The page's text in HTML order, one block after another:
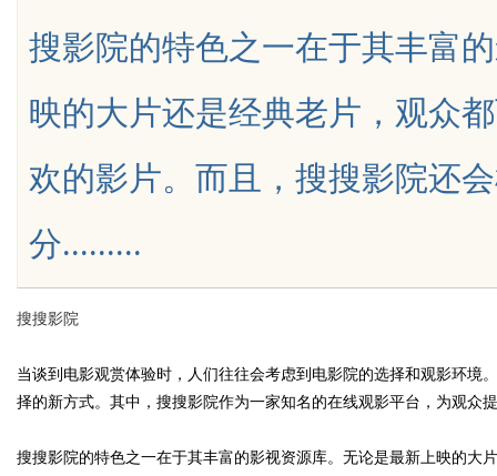
搜影院的特色之一在于其丰富
映的大片还是经典老片，观众
欢的影片。而且，搜搜影院还
分.........
搜搜影院
当谈到电影观赏体验时，人们往往会考虑到电影院的选择和观影环境
择的新方式。其中，搜搜影院作为一家知名的在线观影平台，为观众
搜搜影院的特色之一在于其丰富的影视资源库。无论是最新上映的大